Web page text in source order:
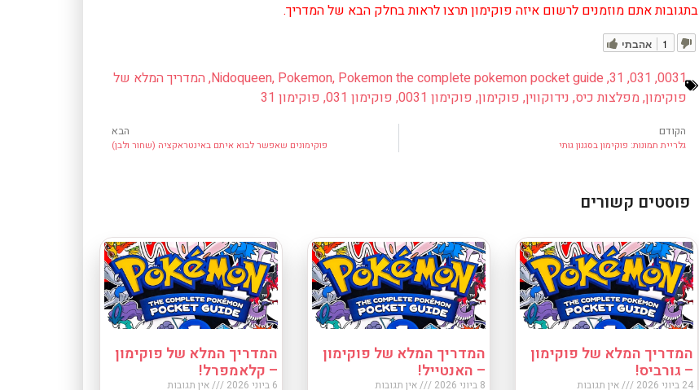
בתגובות אתם מוזמנים לרשום איזה פוקימון תרצו לראות בחלק הבא של המדריך.
אהבתי 1
0031
,
031
,
31
,
Nidoqueen, Pokemon, Pokemon the complete pokemon pocket guide
, המדריך המלא של
פוקימון,מפלצות כיס, נידוקווין, פוקימון, פוקימון 0031 , פוקימון 031 , פוקימון 31
הקודם
גלריית תמונות: פוקימון בסגנון גותי
הבא
פוקימונים שאפשר לבוא איתם באינטראקציה (שחור ולבן)
פוסטים קשורים
המדריך המלא של פוקימון
– גורביס!
24 ביוני 2026 אין תגובות
המדריך המלא של פוקימון
– האנטייל!
8 ביוני 2026 אין תגובות
המדריך המלא של פוקימון
– קלאמפרל!
6 ביוני 2026 אין תגובות